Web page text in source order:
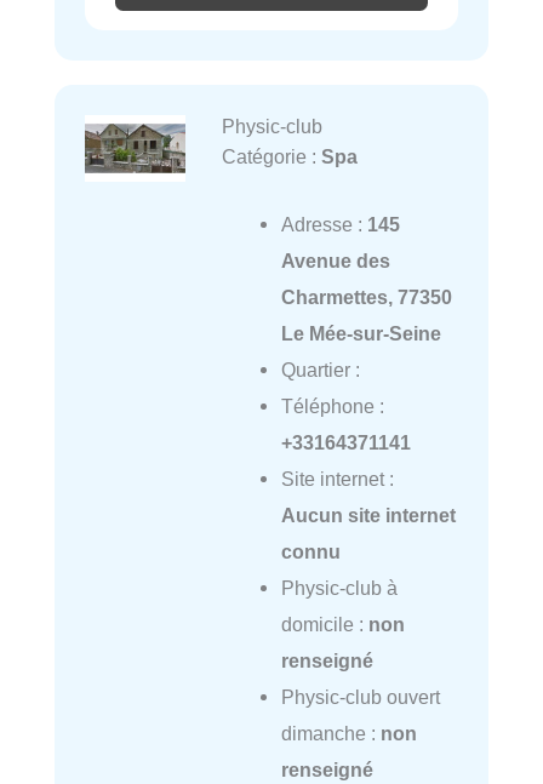
Physic-club
Catégorie : Spa
Adresse : 145
Avenue des
Charmettes, 77350
Le Mée-sur-Seine
Quartier :
Téléphone :
+33164371141
Site internet :
Aucun site internet
connu
Physic-club à
domicile : non
renseigné
Physic-club ouvert
dimanche : non
renseigné